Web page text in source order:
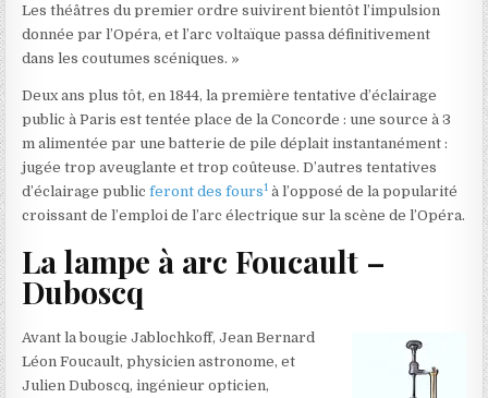
Les théâtres du premier ordre suivirent bientôt l’impulsion
donnée par l’Opéra, et l’arc voltaïque passa définitivement
dans les coutumes scéniques. »
Deux ans plus tôt, en 1844, la première tentative d’éclairage
public à Paris est tentée place de la Concorde : une source à 3
m alimentée par une batterie de pile déplait instantanément :
jugée trop aveuglante et trop coûteuse. D’autres tentatives
d’éclairage publicferont des fours1 à l’opposé de la popularité
croissant de l’emploi de l’arc électrique sur la scène de l’Opéra.
La lampe à arc Foucault –
Duboscq
Avant la bougie Jablochkoff, Jean Bernard
Léon Foucault, physicien astronome, et
Julien Duboscq, ingénieur opticien,